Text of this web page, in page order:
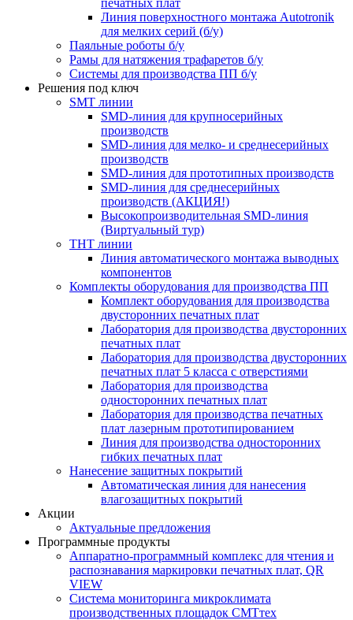
печатных плат
Линия поверхностного монтажа Autotronik
для мелких серий (б/у)
Паяльные роботы б/у
Рамы для натяжения трафаретов б/у
Системы для производства ПП б/у
Решения под ключ
SMT линии
SMD-линия для крупносерийных
производств
SMD-линия для мелко- и среднесерийных
производств
SMD-линия для прототипных производств
SMD-линия для среднесерийных
производств (АКЦИЯ!)
Высокопроизводительная SMD-линия
(Виртуальный тур)
THT линии
Линия автоматического монтажа выводных
компонентов
Комплекты оборудования для производства ПП
Комплект оборудования для производства
двусторонних печатных плат
Лаборатория для производства двусторонних
печатных плат
Лаборатория для производства двусторонних
печатных плат 5 класса с отверстиями
Лаборатория для производства
односторонних печатных плат
Лаборатория для производства печатных
плат лазерным прототипированием
Линия для производства односторонних
гибких печатных плат
Нанесение защитных покрытий
Автоматическая линия для нанесения
влагозащитных покрытий
Акции
Актуальные предложения
Программные продукты
Аппаратно-программный комплекс для чтения и
распознавания маркировки печатных плат, QR
VIEW
Система мониторинга микроклимата
производственных площадок СМТтех